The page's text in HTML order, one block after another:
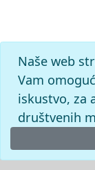
Naše web
Vam
iskustvo, za
društvenih
© 2026